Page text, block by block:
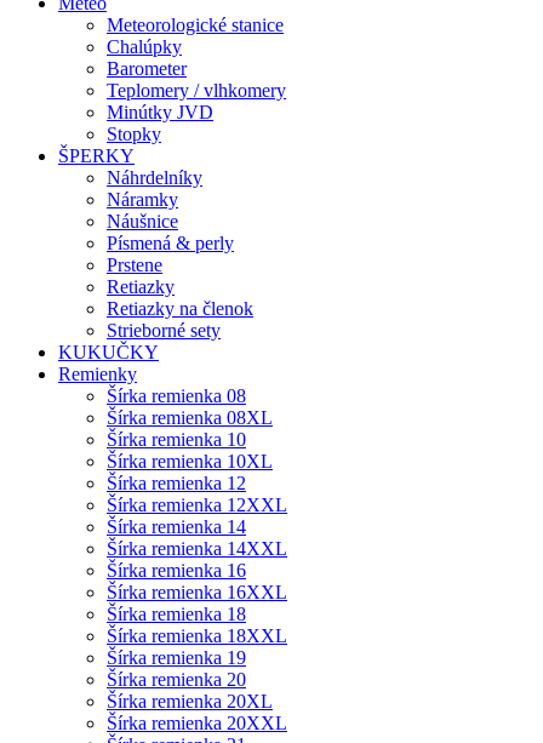
Meteorologické stanice
Chalúpky
Barometer
Teplomery / vlhkomery
Minútky JVD
Stopky
ŠPERKY
Náhrdelníky
Náramky
Náušnice
Písmená & perly
Prstene
Retiazky
Retiazky na členok
Strieborné sety
KUKUČKY
Remienky
Šírka remienka 08
Šírka remienka 08XL
Šírka remienka 10
Šírka remienka 10XL
Šírka remienka 12
Šírka remienka 12XXL
Šírka remienka 14
Šírka remienka 14XXL
Šírka remienka 16
Šírka remienka 16XXL
Šírka remienka 18
Šírka remienka 18XXL
Šírka remienka 19
Šírka remienka 20
Šírka remienka 20XL
Šírka remienka 20XXL